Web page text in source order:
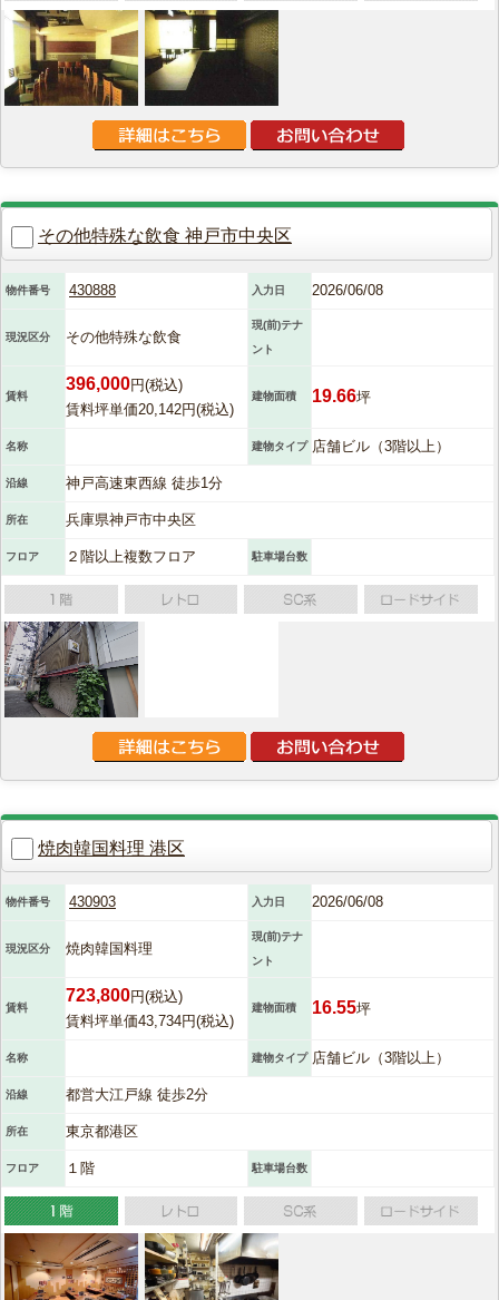
その他特殊な飲食 神戸市中央区
物件番号 430888 入力日 2026/06/08
現況区分 その他特殊な飲食
現(前)テナ
ント
賃料
396,000円(税込)
賃料坪単価20,142円(税込)
建物面積 19.66坪
名称 建物タイプ 店舗ビル（3階以上）
沿線 神戸高速東西線 徒歩1分
所在 兵庫県神戸市中央区
フロア ２階以上複数フロア 駐車場台数
焼肉韓国料理 港区
物件番号 430903 入力日 2026/06/08
現況区分 焼肉韓国料理
現(前)テナ
ント
賃料
723,800円(税込)
賃料坪単価43,734円(税込)
建物面積 16.55坪
名称 建物タイプ 店舗ビル（3階以上）
沿線 都営大江戸線 徒歩2分
所在 東京都港区
フロア １階 駐車場台数